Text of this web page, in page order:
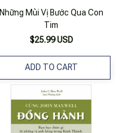
Những Mùi Vị Bước Qua Con
Tim
$25.99 USD
ADD TO CART